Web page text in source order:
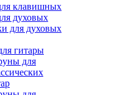
клавишных
духовых
для духовых
гитары
для